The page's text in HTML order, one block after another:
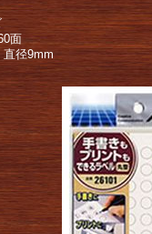
面
径9mm